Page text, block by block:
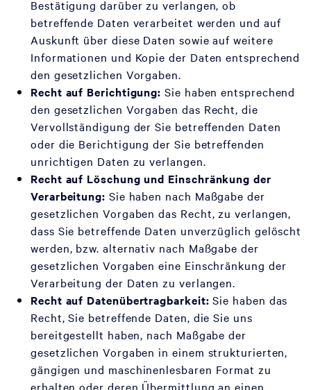
Bestätigung darüber zu verlangen, ob
betreffende Daten verarbeitet werden und auf
Auskunft über diese Daten sowie auf weitere
Informationen und Kopie der Daten entsprechend
den gesetzlichen Vorgaben.
Recht auf Berichtigung: Sie haben entsprechend
den gesetzlichen Vorgaben das Recht, die
Vervollständigung der Sie betreffenden Daten
oder die Berichtigung der Sie betreffenden
unrichtigen Daten zu verlangen.
Recht auf Löschung und Einschränkung der
Verarbeitung: Sie haben nach Maßgabe der
gesetzlichen Vorgaben das Recht, zu verlangen,
dass Sie betreffende Daten unverzüglich gelöscht
werden, bzw. alternativ nach Maßgabe der
gesetzlichen Vorgaben eine Einschränkung der
Verarbeitung der Daten zu verlangen.
Recht auf Datenübertragbarkeit: Sie haben das
Recht, Sie betreffende Daten, die Sie uns
bereitgestellt haben, nach Maßgabe der
gesetzlichen Vorgaben in einem strukturierten,
gängigen und maschinenlesbaren Format zu
erhalten oder deren Übermittlung an einen